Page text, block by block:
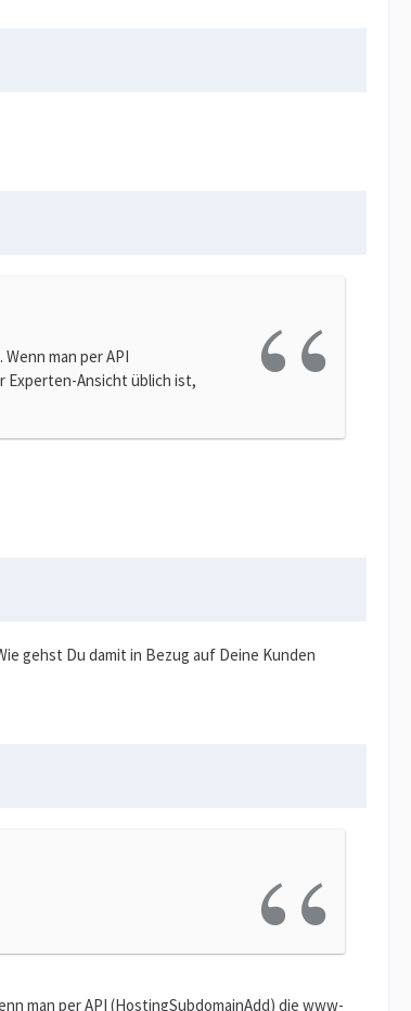
man per API
Experten-Ansicht üblich ist,
gehst Du damit in Bezug auf Deine Kunden
man per API (HostingSubdomainAdd) die www-